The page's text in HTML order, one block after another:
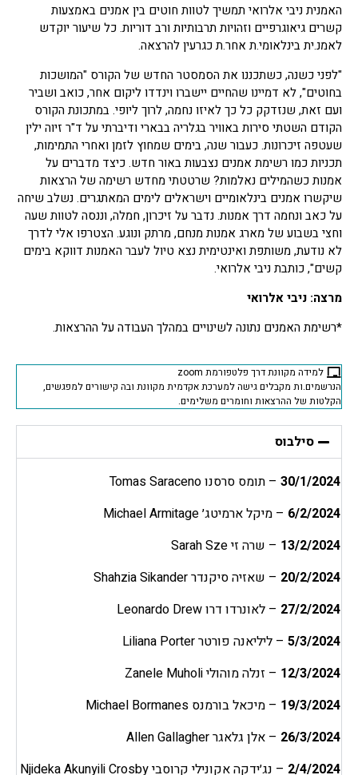
האמנית ניבי אלרואי תמשיך לטוות חוטים בין אמנים באמצעות
קשרים גיאוגרפיים וזהויות תרבותיות ורב דוריות. כל שיעור יוקדש
לאמנ.ית בינלאומי.ת אחר.ת כגרעין להרצאה.
"לפני כשנה, כשתכננו את הסמסטר החדש של הקורס "המושכות
בחוטים", לא דמיינו שהחיים יישברו וינדדו ליקום אחר, כואב ושביר
ועם זאת, שנזדקק כל כך לאיזו נחמה, לרוך ליופי. במתכונת הקורס
הקודם השטתי סירות באוויר בגלריה בבארי ודיברתי על ד"ר זיוה ילין
שעטפה זיכרונות. כעבור שנה, בימים שמחוץ לזמן ואחרי התמימות,
תכניות כמו רשימת אמנים נצבעות באור חדש. כיצד מדברים על
אמנות כשהמילים נאלמות? שרטטתי מחדש רשימה של הרצאות
שיקשרו אמנים בינלאומיים וישראלים לימים המאתגרים. נשלב שיחה
על כאב ונחמה דרך אמנות. נדבר על זיכרון, חמלה, וננסה לטוות שעה
וחצי בשבוע של מארג אמנות מנחם, מרתק ונוגע. הצטרפו אלי לדרך
לא נודעת, משותפת ואינטימית נצא טיול לעבר האמנות דווקא בימים
קשים", כותבת ניבי אלרואי.
מרצה: ניבי אלרואי
*רשימת האמנים נתונה לשינויים במהלך העבודה על ההרצאות.
למידה מקוונת דרך פלטפורמת zoom
הנרשמים.ות מקבלים גישה למערכת אקדמית מקוונת ובה קישורים למפגשים,
הקלטות של ההרצאות וחומרים משלימים.
סילבוס
30/1/2024 – תומס סרסנו Tomas Saraceno
6/2/2024 – מיקל ארמיטג׳ Michael Armitage
13/2/2024 – שרה זי Sarah Sze
20/2/2024 – שאזיה סיקנדר Shahzia Sikander
27/2/2024 – לאונרדו דרו Leonardo Drew
5/3/2024 – ליליאנה פורטר Liliana Porter
12/3/2024 – זנלה מוהולי Zanele Muholi
19/3/2024 – מיכאל בורמנס Michael Bormanes
26/3/2024 – אלן גלאגר Allen Gallagher
2/4/2024 – נג׳ידקה אקונילי קרוסבי Njideka Akunyili Crosby